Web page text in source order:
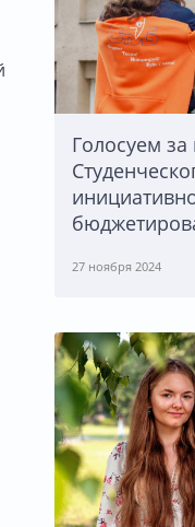
Голосуем
27 ноября 2024